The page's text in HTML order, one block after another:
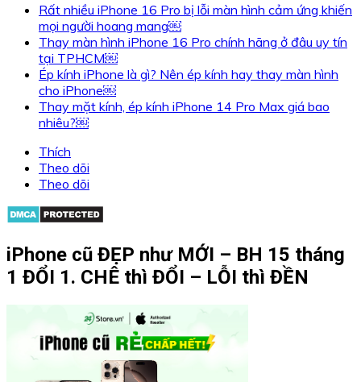
Rất nhiều iPhone 16 Pro bị lỗi màn hình cảm ứng khiến
mọi người hoang mang￼
Thay màn hình iPhone 16 Pro chính hãng ở đâu uy tín
tại TPHCM￼
Ép kính iPhone là gì? Nên ép kính hay thay màn hình
cho iPhone￼
Thay mặt kính, ép kính iPhone 14 Pro Max giá bao
nhiêu?￼
Thích
Theo dõi
Theo dõi
iPhone cũ ĐẸP như MỚI – BH 15 tháng
1 ĐỔI 1. CHÊ thì ĐỔI – LỖI thì ĐỀN